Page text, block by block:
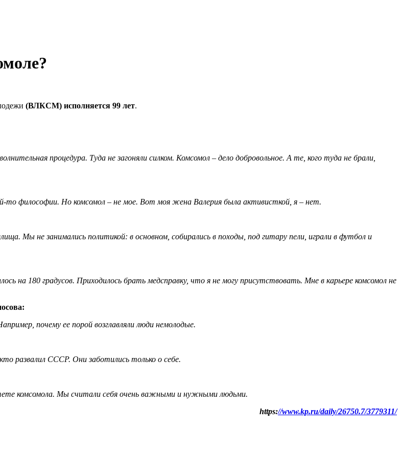
(ВЛКСМ) исполняется 99 лет.
процедура. Туда не загоняли силком. Комсомол – дело добровольное. А те, кого туда не брали,
то философии. Но комсомол – не мое. Вот моя жена Валерия была активисткой, я – нет.
Мы не занимались политикой: в основном, собирались в походы, под гитару пели, играли в футбол и
на 180 градусов. Приходилось брать медсправку, что я не могу присутствовать. Мне в карьере комсомол не
почему ее порой возглавляли люди немолодые.
развалил СССР. Они заботились только о себе.
комсомола. Мы считали себя очень важными и нужными людьми.
https://www.kp.ru/daily/26750.7/3779311/